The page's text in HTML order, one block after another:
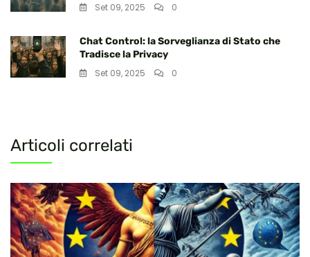
Set 09, 2025
0
Chat Control: la Sorveglianza di Stato che
Tradisce la Privacy
Set 09, 2025
0
Articoli correlati